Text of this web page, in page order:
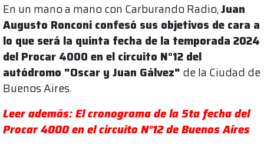
En un mano a mano con Carburando Radio,Juan
Augusto Ronconi confesó sus objetivos de cara a
lo que será la quinta fecha de la temporada 2024
del Procar 4000 en el circuito N°12 del
autódromo "Oscar y Juan Gálvez" de la Ciudad de
Buenos Aires.
Leer además: El cronograma de la 5ta fecha del
Procar 4000 en el circuito N°12 de Buenos Aires